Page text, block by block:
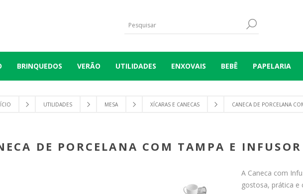
BRINQUEDOS VERÃO UTILIDADES ENXOVAIS BEBÊ PAPELARIA
UTILIDADES MESA XÍCARAS E CANECAS CANECA DE PORCELANA
DE PORCELANA COM TAMPA E
A Caneca com
gostosa, prática e